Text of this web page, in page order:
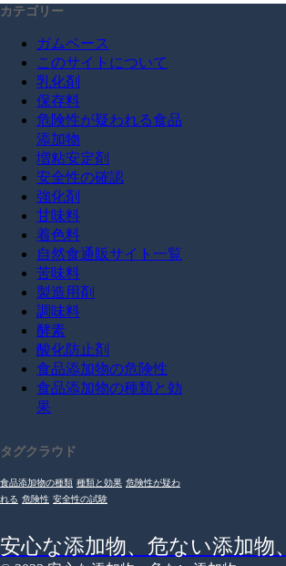
カテゴリー
ガムベース
このサイトについて
乳化剤
保存料
危険性が疑われる食品
添加物
増粘安定剤
安全性の確認
強化剤
甘味料
着色料
自然食通販サイト一覧
苦味料
製造用剤
調味料
酵素
酸化防止剤
食品添加物の危険性
食品添加物の種類と効
果
タグクラウド
食品添加物の種類 種類と効果 危険性が疑わ
れる 危険性 安全性の試験
安心な添加物、危ない添加物、